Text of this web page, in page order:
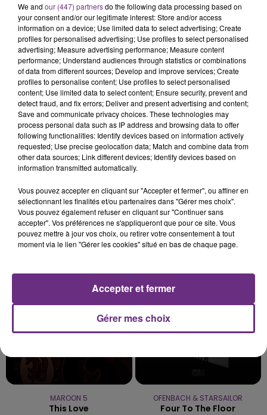
TITRES DIFFUSÉS
20h33
20h33
ALEX WARREN
Fever Dream
20h30
20h30
JUNGELI & EMMA
Juste Un Peu
20h27
20h27
MAROON 5
This Love
20h23
20h23
OFENBACH & STARSAILOR
Four To The Floor
We and our (447) partnersdo the following data processing based on
your consent and/or our legitimate interest: Store and/or access
information on a device; Use limited data to select advertising; Create
profiles for personalised advertising; Use profiles to select personalised
advertising; Measure advertising performance; Measure content
performance; Understand audiences through statistics or combinations
of data from different sources; Develop and improve services; Create
profiles to personalise content; Use profiles to select personalised
content; Use limited data to select content; Ensure security, prevent and
detect fraud, and fix errors; Deliver and present advertising and content;
Save and communicate privacy choices. These technologies may
process personal data such as IP address and browsing data to offer
following functionalities: Identify devices based on information actively
requested; Use precise geolocation data; Match and combine data from
other data sources; Link different devices; Identify devices based on
information transmitted automatically.
Vous pouvez accepter en cliquant sur "Accepter et fermer", ou affiner en
sélectionnant les finalités et/ou partenaires dans "Gérer mes choix".
Vous pouvez également refuser en cliquant sur "Continuer sans
accepter". Vos préférences ne s'appliqueront que pour ce site. Vous
pouvez mettre à jour vos choix, ou retirer votre consentement à tout
moment via le lien "Gérer les cookies" situé en bas de chaque page.
Gérer mes choix
Accepter et fermer